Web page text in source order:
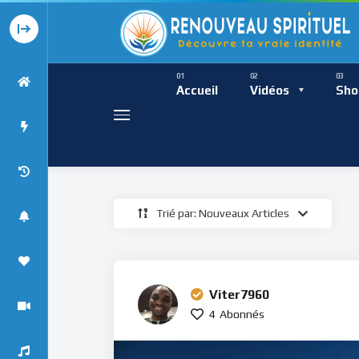
Accueil Vidéos
Présence
Présence
Trié par: Nouveaux Articles
Viter7960
4 Abonnés